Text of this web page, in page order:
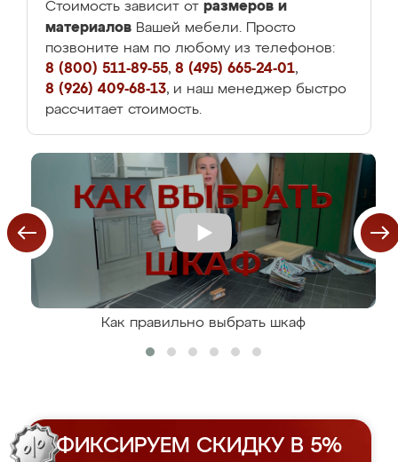
Стоимость зависит от размеров и
материалов Вашей мебели. Просто
позвоните нам по любому из телефонов:
8 (800) 511-89-55, 8 (495) 665-24-01,
8 (926) 409-68-13, и наш менеджер быстро
рассчитает стоимость.
Как правильно выбрать шкаф
ФИКСИРУЕМ СКИДКУ В 5%